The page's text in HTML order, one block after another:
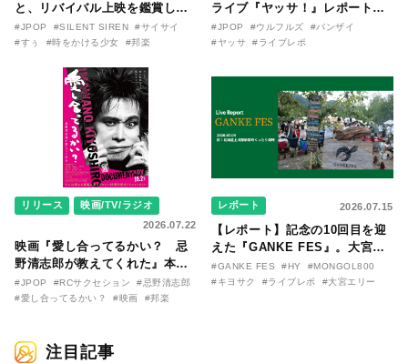
と、リバイバル上映を鑑賞した
『時をかける少女』のおはなし
〜SILENT SIREN・すぅ『この
〇のはなし〜』
#JPOP #SILENT SIREN
#サイサイ
#すぅ
#時をかける少女 #邦楽
ライブ『ヤッサ！』レポート！
リリースから30年を迎えたアル
バム『バンザイ』完全再現に、
た日。
#JPOP #ウルフルズ
#バンザイ
#ヤッサ
#ライブレポ
リリース
映画/TV/ラジオ
2026.07.22
映画『愛し合ってるかい？ 忌
野清志郎が教えてくれた』本予
告映像とキービジュアルがつい
に解禁！ キヨシロー関連商品も
#JPOP #RCサクセション
#忌野清志郎
#愛し合ってるかい？
#映画 #邦楽
レポート 2026.07.15
【レポート】記念の10回目を迎
えた『GANKE FES』。大宮エ
リー作『アイヌの神々の崖』を
前に、キヨサク
#GANKE FES #HY
#MONGOL800
#キヨサク
#ライブレポ #大宮エリー
注目記事